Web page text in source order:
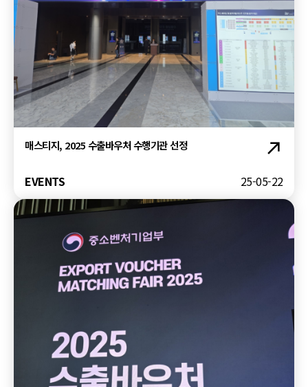
매스티지, 2025 수출바우처 수행기관 선정
EVENTS 25-05-22